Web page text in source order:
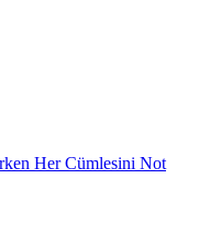
Her Cümlesini Not